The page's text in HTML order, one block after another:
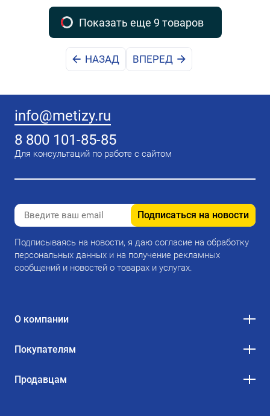
Показать еще 9 товаров
НАЗАД ВПЕРЕД
info@metizy.ru
8 800 101-85-85
Для консультаций по работе с сайтом
Подписаться на новости
Подписываясь на новости, я даю согласие на обработку
персональных данных и на получение рекламных
сообщений и новостей о товарах и услугах.
О компании
Покупателям
Продавцам